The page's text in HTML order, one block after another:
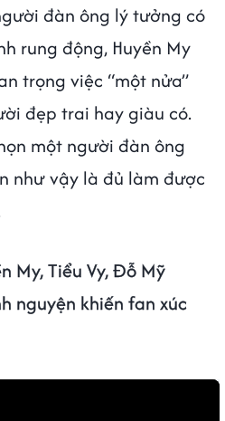
đàn ông lý tưởng có
rung động, Huyền My
trọng việc “một nửa”
đẹp trai hay giàu có.
một người đàn ông
như vậy là đủ làm được
My, Tiểu Vy, Đỗ Mỹ
nguyện khiến fan xúc